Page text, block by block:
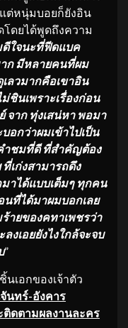
ต่หนุ่มบอยก็ยังอิน
ดยได้พูดถึงความ
ใจนะที่ฟีดแบค
ก มีหลายคนที่ผม
ลวมากคือเขาอิน
ชินเพราะเรื่องก่อน
จาก ทุ่งเสน่หา พอมา
อกว่าผมเข้าไปเป็น
ำชมที่ดี ที่สำคัญต้อง
เก่งสามารถดึง
าได้แบบเต็มๆ ทุกคน
ที่ได้มาผมบอกเลย
ายของคทาเพชรว่า
งเอยยังไงใกล้จะจบ
”
เอกของเจ้าตัว
นทร์-อังคาร
ติดตามผลงานละคร